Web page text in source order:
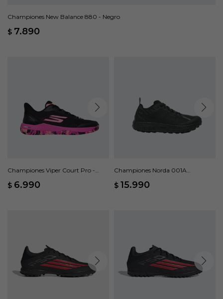
Championes New Balance 880 - Negro
$ 7.890
Championes Viper Court Pro -
$ 6.990
Championes Norda 001A
$ 15.990